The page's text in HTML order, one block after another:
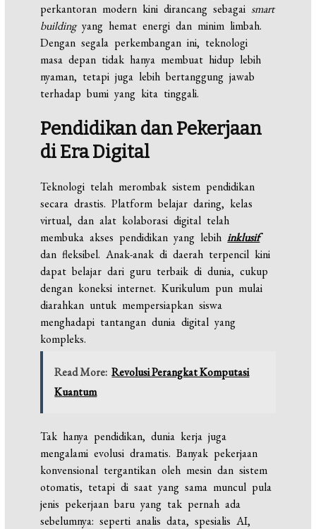
perkantoran modern kini dirancang sebagaismart
buildingyang hemat energi dan minim limbah.
Dengan segala perkembangan ini, teknologi
masa depan tidak hanya membuat hidup lebih
nyaman, tetapi juga lebih bertanggung jawab
terhadap bumi yang kita tinggali.
Pendidikan dan Pekerjaan
di Era Digital
Teknologi telah merombak sistem pendidikan
secara drastis. Platform belajar daring, kelas
virtual, dan alat kolaborasi digital telah
membuka akses pendidikan yang lebihinklusif
dan fleksibel. Anak-anak di daerah terpencil kini
dapat belajar dari guru terbaik di dunia, cukup
dengan koneksi internet. Kurikulum pun mulai
diarahkan untuk mempersiapkan siswa
menghadapi tantangan dunia digital yang
kompleks.
Read More: Revolusi Perangkat Komputasi
Kuantum
Tak hanya pendidikan, dunia kerja juga
mengalami evolusi dramatis. Banyak pekerjaan
konvensional tergantikan oleh mesin dan sistem
otomatis, tetapi di saat yang sama muncul pula
jenis pekerjaan baru yang tak pernah ada
sebelumnya: seperti analis data, spesialis AI,